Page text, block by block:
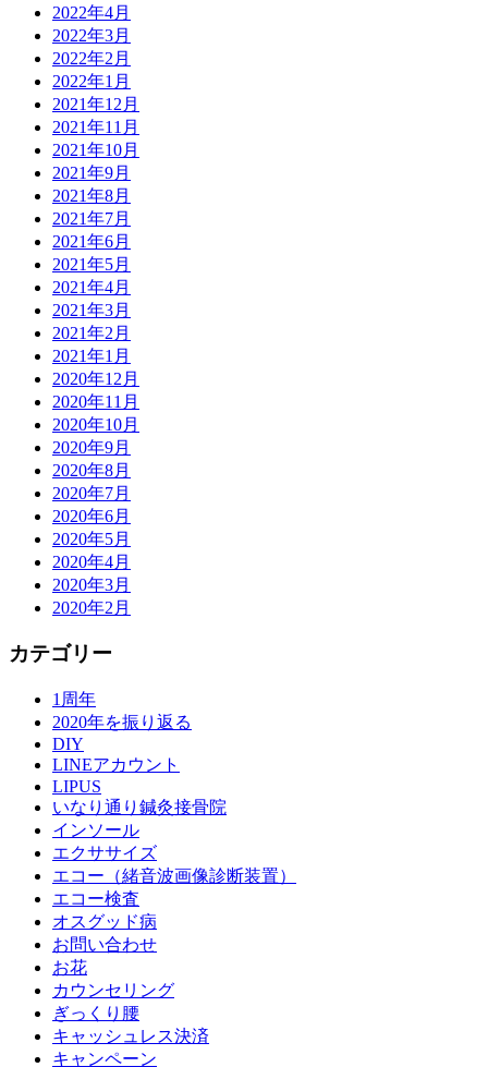
2022年4月
2022年3月
2022年2月
2022年1月
2021年12月
2021年11月
2021年10月
2021年9月
2021年8月
2021年7月
2021年6月
2021年5月
2021年4月
2021年3月
2021年2月
2021年1月
2020年12月
2020年11月
2020年10月
2020年9月
2020年8月
2020年7月
2020年6月
2020年5月
2020年4月
2020年3月
2020年2月
カテゴリー
1周年
2020年を振り返る
DIY
LINEアカウント
LIPUS
いなり通り鍼灸接骨院
インソール
エクササイズ
エコー（緒音波画像診断装置）
エコー検査
オスグッド病
お問い合わせ
お花
カウンセリング
ぎっくり腰
キャッシュレス決済
キャンペーン